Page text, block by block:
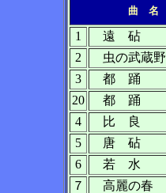
曲 名
1 遠 砧
2 虫の武蔵野
3 都 踊
20 都 踊
4 比 良
5 唐 砧
6 若 水
７ 高麗の春